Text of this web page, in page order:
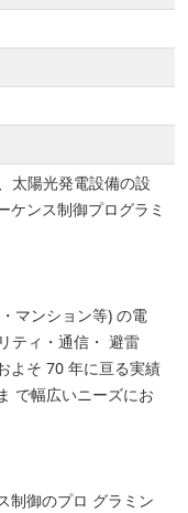
太陽光発電設備の設
ケンス制御プログラミ
マンション等) の電
ティ・通信・ 避雷
よそ 70 年に亘る実績
で幅広いニーズにお
制御のプロ グラミン